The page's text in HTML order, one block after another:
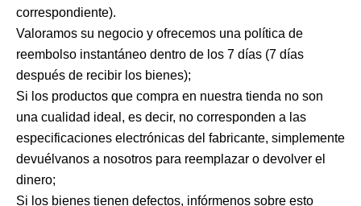
correspondiente).
Valoramos su negocio y ofrecemos una política de
reembolso instantáneo dentro de los 7 días (7 días
después de recibir los bienes);
Si los productos que compra en nuestra tienda no son
una cualidad ideal, es decir, no corresponden a las
especificaciones electrónicas del fabricante, simplemente
devuélvanos a nosotros para reemplazar o devolver el
dinero;
Si los bienes tienen defectos, infórmenos sobre esto